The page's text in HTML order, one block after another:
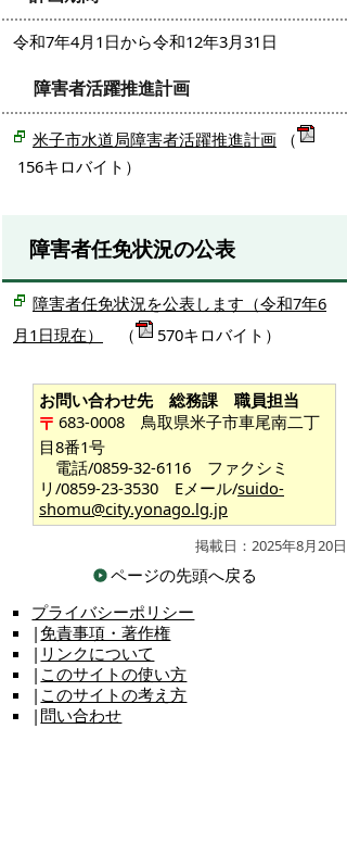
令和7年4月1日から令和12年3月31日
障害者活躍推進計画
米子市水道局障害者活躍推進計画 （
156キロバイト）
障害者任免状況の公表
障害者任免状況を公表します（令和7年6
月1日現在）
（ 570キロバイト）
お問い合わせ先 総務課 職員担当
683-0008 鳥取県米子市車尾南二丁
目8番1号
電話/0859-32-6116 ファクシミ
リ/0859-23-3530 Eメール/suido-
shomu@city.yonago.lg.jp
掲載日：2025年8月20日
ページの先頭へ戻る
プライバシーポリシー
|免責事項・著作権
| リンクについて
| このサイトの使い方
| このサイトの考え方
| 問い合わせ